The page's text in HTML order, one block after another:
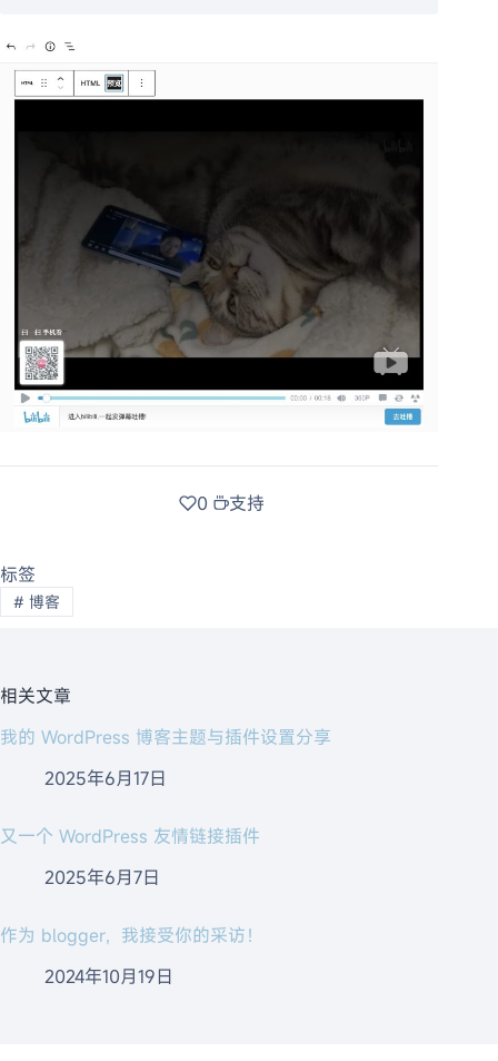
0 支持
标签
# 博客
相关文章
我的 WordPress 博客主题与插件设置分享
2025年6月17日
又一个 WordPress 友情链接插件
2025年6月7日
作为 blogger，我接受你的采访！
2024年10月19日